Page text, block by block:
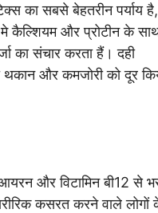
का सबसे बेहतरीन पर्याय
मे कैल्शियम और प्रोटीन के
का संचार करता हैं। दही
और कमजोरी को दूर
और विटामिन बी12 से
कसरत करने वाले लोगों